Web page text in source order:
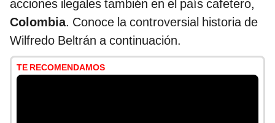
acciones ilegales también en el país cafetero,
Colombia. Conoce la controversial historia de
Wilfredo Beltrán a continuación.
TE RECOMENDAMOS